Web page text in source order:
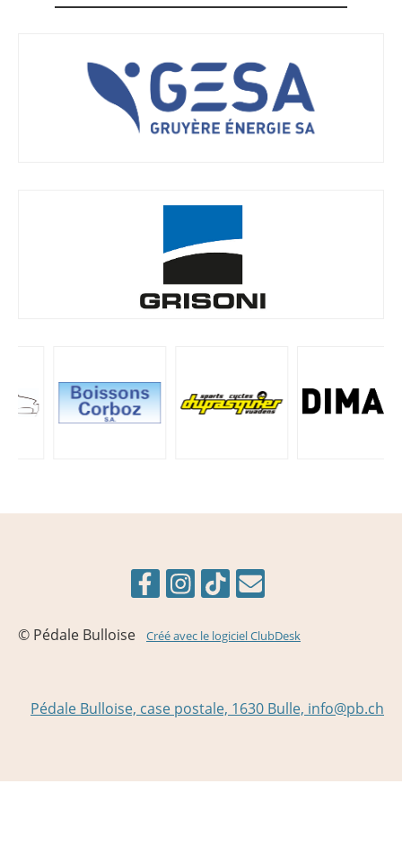
© Pédale Bulloise Créé avec le logiciel ClubDesk
Pédale Bulloise, case postale, 1630 Bulle, info@pb.ch